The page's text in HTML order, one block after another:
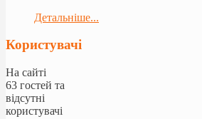
Детальніше...
Користувачі
На сайті
63 гостей та
відсутні
користувачі